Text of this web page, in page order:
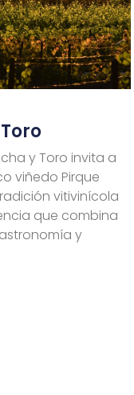
y Toro invita a
viñedo Pirque
vitivinícola
que combina
y